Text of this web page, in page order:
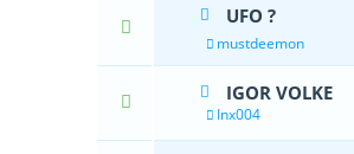
UFO ?
mustdeemon
IGOR VOLKE
Inx004